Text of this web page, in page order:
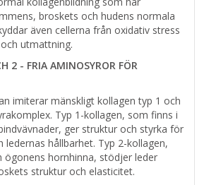
broskets och hudens normala
även cellerna från oxidativ stress
utmattning.
2 - FRIA AMINOSYROR FÖR
imiterar mänskligt kollagen typ 1 och
Typ 1-kollagen, som finns i
ger struktur och styrka för
ledernas hållbarhet. Typ 2-kollagen,
ögonens hornhinna, stödjer leder
struktur och elasticitet.